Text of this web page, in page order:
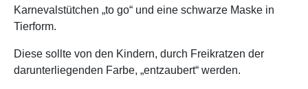
Karnevalstütchen „to go“ und eine schwarze Maske in
Tierform.
Diese sollte von den Kindern, durch Freikratzen der
darunterliegenden Farbe, „entzaubert“ werden.